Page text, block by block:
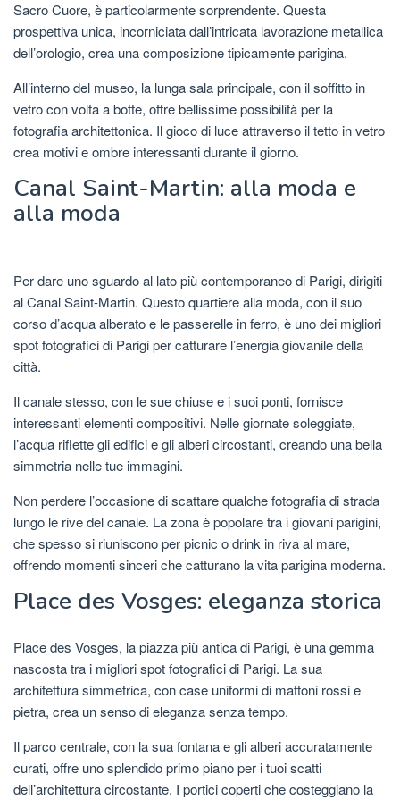
Sacro Cuore, è particolarmente sorprendente. Questa
prospettiva unica, incorniciata dall’intricata lavorazione metallica
dell’orologio, crea una composizione tipicamente parigina.
All’interno del museo, la lunga sala principale, con il soffitto in
vetro con volta a botte, offre bellissime possibilità per la
fotografia architettonica. Il gioco di luce attraverso il tetto in vetro
crea motivi e ombre interessanti durante il giorno.
Canal Saint-Martin: alla moda e
alla moda
Per dare uno sguardo al lato più contemporaneo di Parigi, dirigiti
al Canal Saint-Martin. Questo quartiere alla moda, con il suo
corso d’acqua alberato e le passerelle in ferro, è uno dei migliori
spot fotografici di Parigi per catturare l’energia giovanile della
città.
Il canale stesso, con le sue chiuse e i suoi ponti, fornisce
interessanti elementi compositivi. Nelle giornate soleggiate,
l’acqua riflette gli edifici e gli alberi circostanti, creando una bella
simmetria nelle tue immagini.
Non perdere l’occasione di scattare qualche fotografia di strada
lungo le rive del canale. La zona è popolare tra i giovani parigini,
che spesso si riuniscono per picnic o drink in riva al mare,
offrendo momenti sinceri che catturano la vita parigina moderna.
Place des Vosges: eleganza storica
Place des Vosges, la piazza più antica di Parigi, è una gemma
nascosta tra i migliori spot fotografici di Parigi. La sua
architettura simmetrica, con case uniformi di mattoni rossi e
pietra, crea un senso di eleganza senza tempo.
Il parco centrale, con la sua fontana e gli alberi accuratamente
curati, offre uno splendido primo piano per i tuoi scatti
dell’architettura circostante. I portici coperti che costeggiano la